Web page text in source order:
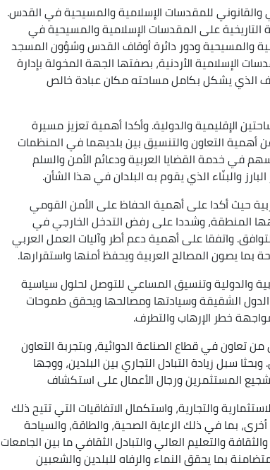
والقانوني للمقدسات الإسلامية والمسيحية في القدس.
على المقدسات الإسلامية والمسيحية في
والمسيحية ودور دائرة أوقاف القدس وشؤون المسجد
الإسلامية الأردنية، بصفتها الجهة المخولة بإدارة
الذي يشكل بكامل مساحته مكان عبادة خالص
الإقليمية والدولية. وأكدا أهمية تعزيز مسيرة
عن أهمية التعاون والتنسيق بين بلديهما في المنظمات
في خدمة القضايا العربية ودعائم الأمن والسلم
والبنّاء الذي يقوم به البلدان في هذا الشأن.
حيث أكدا على أهمية الحفاظ على الأمن القومي
المنطقة، وشددا على رفض التدخل الخارجي في
واتفقا على أهمية دعم أطر وآليات العمل العربي
بما يصون المصالح العربية ويحفظ أمنها واستقرارها.
والدولية وتنسيق المساعي للتوصل لحلول سياسية
الدول الشقيقة وسيادتها ومصالحها ويحقق طموحات
خطر الإرهاب والتطرف.
تعاون في قطاع الصناعة الدوائية، وبتجربة التعاون
سبل زيادة التبادل التجاري بين البلدين، ووجها
المستثمرين ورجال الأعمال على استكشاف
والتجارية، واستكمال الاتفاقيات التي تتيح ذلك
بما في ذلك الرعاية الصحية، والطاقة، والسياحة
والتعليم العالي والتبادل الثقافي ما بين الجامعات
بما يحقق النماء والرفاه للبلدين والشعبين